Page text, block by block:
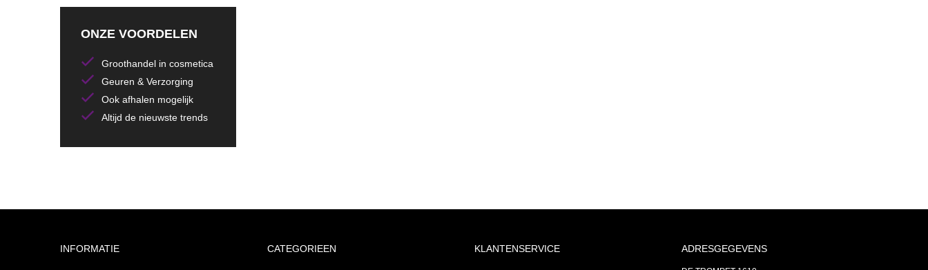
ONZE VOORDELEN
Groothandel in cosmetica
Geuren & Verzorging
Ook afhalen mogelijk
Altijd de nieuwste trends
INFORMATIE CATEGORIEEN KLANTENSERVICE ADRESGEGEVENS